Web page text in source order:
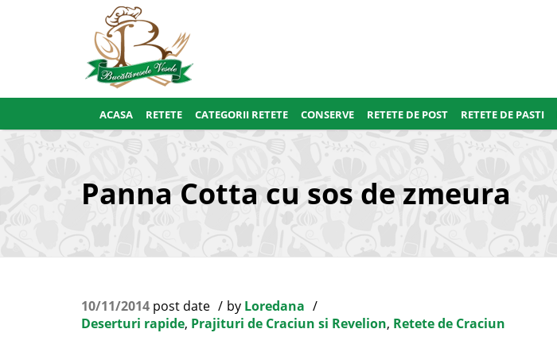
ACASA RETETE CATEGORII RETETE CONSERVE RETETE DE POST RETETE DE PASTI
Panna Cotta cu sos de zmeura
10/11/2014 post date by Loredana
Deserturi rapide, Prajituri de Craciun si Revelion, Retete de Craciun